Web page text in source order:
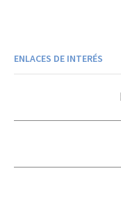
ENLACES DE INTERÉS